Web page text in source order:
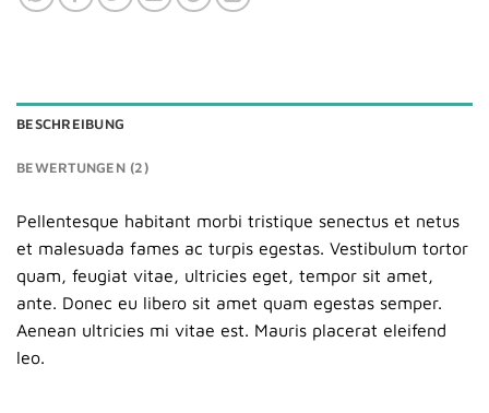
BESCHREIBUNG
BEWERTUNGEN (2)
Pellentesque habitant morbi tristique senectus et netus
et malesuada fames ac turpis egestas. Vestibulum tortor
quam, feugiat vitae, ultricies eget, tempor sit amet,
ante. Donec eu libero sit amet quam egestas semper.
Aenean ultricies mi vitae est. Mauris placerat eleifend
leo.